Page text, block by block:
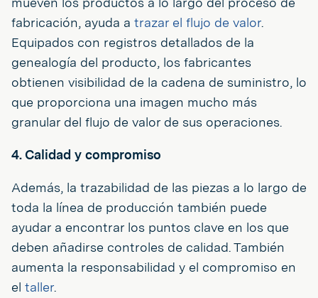
fabricación, ayuda a trazar el flujo de valor.
Equipados con registros detallados de la
genealogía del producto, los fabricantes
obtienen visibilidad de la cadena de suministro, lo
que proporciona una imagen mucho más
granular del flujo de valor de sus operaciones.
4. Calidad y compromiso
Además, la trazabilidad de las piezas a lo largo de
toda la línea de producción también puede
ayudar a encontrar los puntos clave en los que
deben añadirse controles de calidad. También
aumenta la responsabilidad y el compromiso en
el taller.